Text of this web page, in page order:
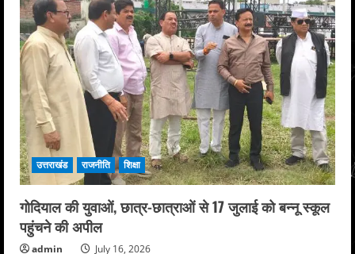
उत्तराखंड राजनीति शिक्षा
गोदियाल की युवाओं, छात्र-छात्राओं से 17 जुलाई को बन्नू स्कूल
पहुंचने की अपील
admin July 16, 2026